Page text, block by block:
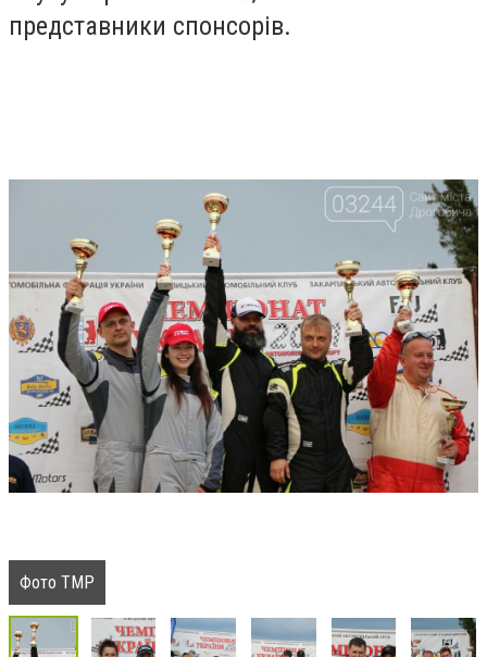
представники спонсорів.
Фото ТМР